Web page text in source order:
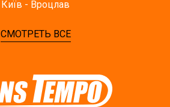
Київ - Вроцлав
СМОТРЕТЬ ВСЕ